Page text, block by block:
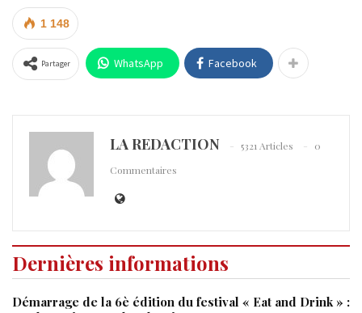
1 148
Partager WhatsApp Facebook
LA REDACTION 5321 Articles
0
Commentaires
Dernières informations
Démarrage de la 6è édition du festival « Eat and Drink » :